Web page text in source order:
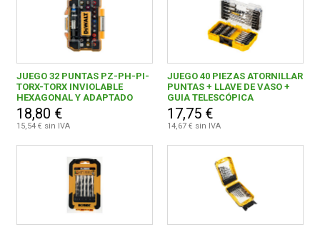
JUEGO 32 PUNTAS PZ-PH-PI-
TORX-TORX INVIOLABLE
HEXAGONAL Y ADAPTADO
18,80 €
15,54 € sin IVA
JUEGO 40 PIEZAS ATORNILLAR
PUNTAS + LLAVE DE VASO +
GUIA TELESCÓPICA
17,75 €
14,67 € sin IVA